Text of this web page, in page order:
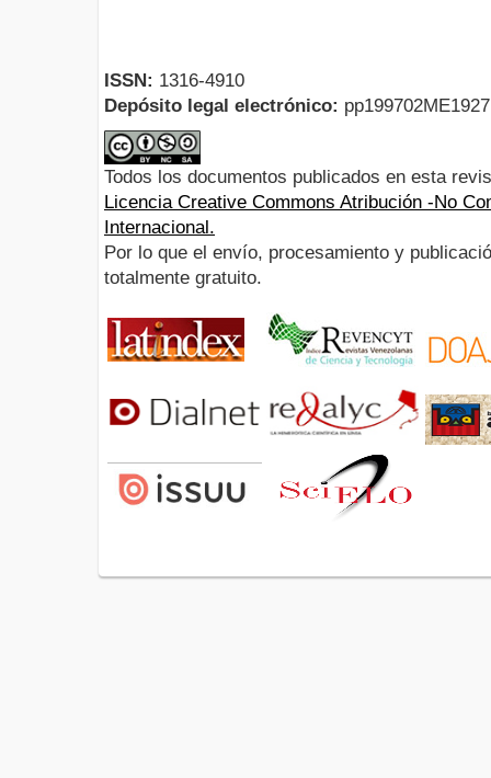
ISSN: 1316-4910
Depósito legal electrónico:
Todos los documentos publicados en esta
Licencia Creative Commons Atribución -No
Internacional.
Por lo que el envío, procesamiento y
totalmente gratuito.